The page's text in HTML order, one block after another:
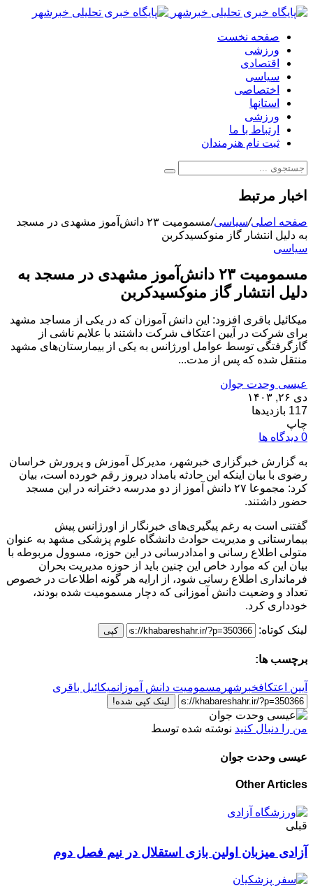
صفحه نخست
ورزشی
اقتصادی
سیاسی
اختصاصی
استانها
ورزشی
ارتباط با ما
ثبت نام هنرمندان
اخبار مرتبط
صفحه اصلی/سیاسی/
مسمومیت ۲۳ دانش‌آموز مشهدی در مسجد
به دلیل انتشار گاز منوکسیدکربن
سیاسی
مسمومیت ۲۳ دانش‌آموز مشهدی در مسجد به
دلیل انتشار گاز منوکسیدکربن
میکائیل باقری افزود: این دانش آموزان که در یکی از مساجد مشهد
برای شرکت در آیین اعتکاف شرکت داشتند با علایم ناشی از
گازگرفتگی توسط عوامل اورژانس به یکی از بیمارستان‌های مشهد
منتقل شده که پس از مدت...
عیسی وحدت جوان
دی ۲۶, ۱۴۰۳
117 بازدیدها
چاپ
0 دیدگاه ها
به گزارش خبرگزاری خبرشهر، مدیرکل آموزش و پرورش خراسان
رضوی با بیان اینکه این حادثه بامداد دیروز رقم خورده است، بیان
کرد: مجموعا ۲۷ دانش آموز از دو مدرسه دخترانه در این مسجد
حضور داشتند.
گفتنی است به رغم پیگیری‌های خبرنگار از اورژانس پیش
بیمارستانی و مدیریت حوادث دانشگاه علوم پزشکی مشهد به عنوان
متولی اطلاع رسانی و امدادرسانی در این حوزه، مسوول مربوطه با
بیان این که موارد خاص این چنین باید از حوزه مدیریت بحران
فرمانداری اطلاع رسانی شود، از ارایه هر گونه اطلاعات در خصوص
تعداد و وضعیت دانش آموزانی که دچار مسمومیت شده بودند،
خودداری کرد.
لینک کوتاه: کپی
برچسب ها:
آیین اعتکافخبرشهر مسمومیت دانش آموزانمیکائیل باقری
لینک کپی شده!
من را دنبال کنید نوشته شده توسط
عیسی وحدت جوان
Other Articles
قبلی
آزادی میزبان اولین بازی استقلال در نیم فصل دوم